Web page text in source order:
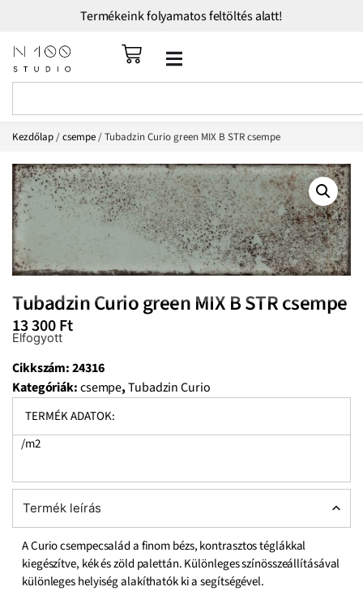
Termékeink folyamatos feltöltés alatt!
Kezdőlap/csempe/ Tubadzin Curio green MIX B STR csempe
Tubadzin Curio green MIX B STR csempe
13 300Ft
Elfogyott
Cikkszám:24316
Kategóriák:csempe,Tubadzin Curio
TERMÉK ADATOK:
/m2
Termék leírás
A Curio csempecsalád a finom bézs, kontrasztos téglákkal
kiegészítve, kék és zöld palettán. Különleges színösszeállításával
különleges helyiség alakíthatók ki a segítségével.